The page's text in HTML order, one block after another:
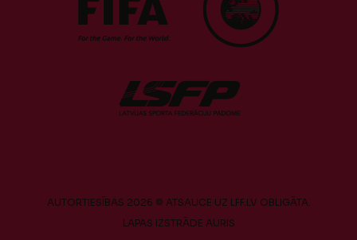
AUTORTIESĪBAS 2026 © ATSAUCE UZ LFF.LV OBLIGĀTA.
LAPAS IZSTRĀDE AURIS